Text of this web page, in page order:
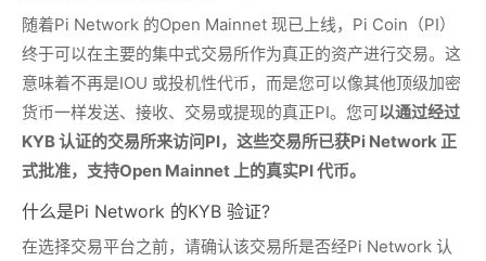
随着Pi Network 的Open Mainnet 现已上线，Pi Coin（PI）
终于可以在主要的集中式交易所作为真正的资产进行交易。这
意味着不再是IOU 或投机性代币，而是您可以像其他顶级加密
货币一样发送、接收、交易或提现的真正PI。您可以通过经过
KYB 认证的交易所来访问PI，这些交易所已获Pi Network 正
式批准，支持Open Mainnet 上的真实PI 代币。
什么是Pi Network 的KYB 验证?
在选择交易平台之前，请确认该交易所是否经Pi Network 认